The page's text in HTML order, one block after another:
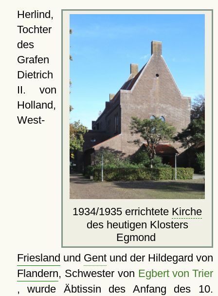
1934/1935 errichtete Kirche
des heutigen Klosters
Egmond
Herlind,
Tochter
des
Grafen
Dietrich
II. von
Holland,
West-
Friesland und Gentund der Hildegard von
Flandern, Schwester von Egbert von Trier
, wurde Äbtissin des Anfang des 10.